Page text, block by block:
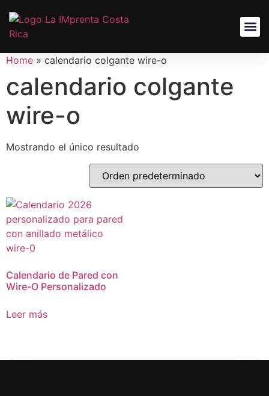
Home » calendario colgante wire-o
calendario colgante
wire-o
Mostrando el único resultado
Calendario de Pared con
Wire-O Personalizado
Leer más